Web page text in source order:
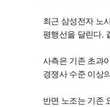
최근 삼성전자 노
평행선을 달린다.
사측은 기존 초과
경쟁사 수준 이상
반면 노조는 기존